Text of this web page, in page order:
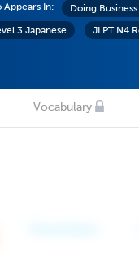
Appears In: Doing
3 Japanese
JLPT N4
Vocabulary